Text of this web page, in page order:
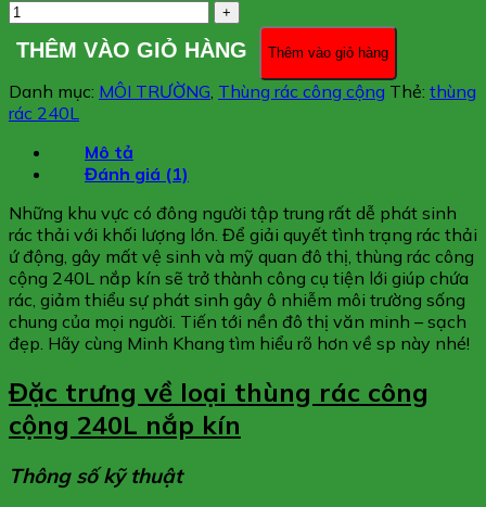
THÊM VÀO GIỎ HÀNG Thêm vào giỏ hàng
Danh mục: MÔI TRƯỜNG Thùng rác công cộng Thẻ: thùng
rác 240L
Mô tả
Đánh giá (1)
Những khu vực có đông người tập trung rất dễ phát sinh
rác thải với khối lượng lớn. Để giải quyết tình trạng rác thải
ứ động, gây mất vệ sinh và mỹ quan đô thị, thùng rác công
cộng 240L nắp kín sẽ trở thành công cụ tiện lới giúp chứa
rác, giảm thiểu sự phát sinh gây ô nhiễm môi trường sống
chung của mọi người. Tiến tới nền đô thị văn minh – sạch
đẹp. Hãy cùng Minh Khang tìm hiểu rõ hơn về sp này nhé!
Đặc trưng về loại thùng rác công
cộng 240L nắp kín
Thông số kỹ thuật